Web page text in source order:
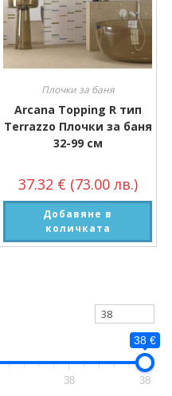
Плочки за баня
Arcana Topping R тип
Terrazzo Плочки за баня
32-99 см
37.32 € (73.00 лв.)
Добавяне в
количката
38 €
38 38